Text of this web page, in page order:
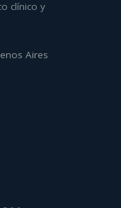
clínico y
Aires